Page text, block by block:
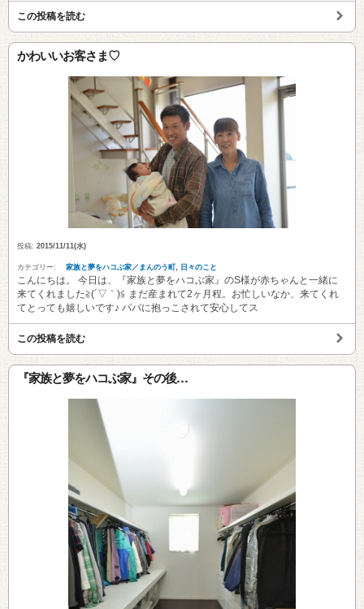
この投稿を読む
かわいいお客さま♡
投稿: 2015/11/11(水)
カテゴリー: 家族と夢をハコぶ家／まんのう町 日々のこと
こんにちは。 今日は、『家族と夢をハコぶ家』のS様が赤ちゃんと一緒に
来てくれました≧(´▽｀)≦ まだ産まれて2ヶ月程。お忙しいなか、来てくれ
てとっても嬉しいです♪ パパに抱っこされて安心してス
この投稿を読む
『家族と夢をハコぶ家』その後…